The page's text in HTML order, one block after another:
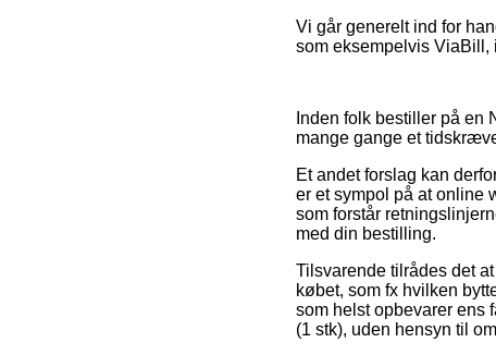
Vi går generelt ind for
som eksempelvis
Inden folk bestiller på
mange gange et
Et andet forslag kan
er et sympol på at online
som forstår
med din bestilling.
Tilsvarende tilrådes det
købet, som fx hvilken
som helst opbevarer ens
(1 stk), uden hensyn til